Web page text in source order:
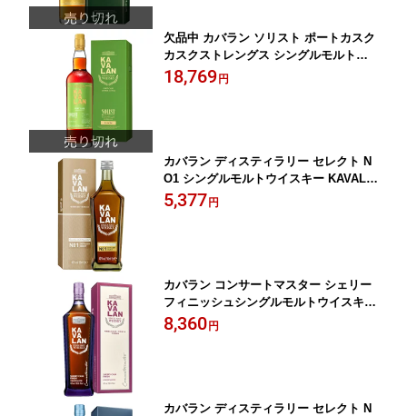
欠品中 カバラン ソリスト ポートカスク
カスクストレングス シングルモルトウ
イスキー KAVALAN 台湾 700ml 46％ 正
規品
18,769円
カバラン ディスティラリー セレクト N
O1 シングルモルトウイスキー KAVALA
N 台湾 700ml 40％ 正規品
5,377円
カバラン コンサートマスター シェリー
フィニッシュシングルモルトウイスキー
KAVALAN 台湾 700ml 40％ 正規品
8,360円
カバラン ディスティラリー セレクト N